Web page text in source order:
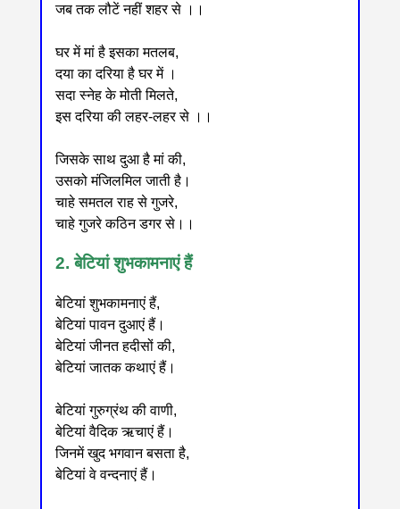
जब तक लौटें नहीं शहर से ।।
घर में मां है इसका मतलब,
दया का दरिया है घर में ।
सदा स्नेह के मोती मिलते,
इस दरिया की लहर-लहर से ।।
जिसके साथ दुआ है मां की,
उसको मंजिलमिल जाती है।
चाहे समतल राह से गुजरे,
चाहे गुजरे कठिन डगर से।।
2. बेटियां शुभकामनाएं हैं
बेटियां शुभकामनाएं हैं,
बेटियां पावन दुआएं हैं।
बेटियां जीनत हदीसों की,
बेटियां जातक कथाएं हैं।
बेटियां गुरुग्रंथ की वाणी,
बेटियां वैदिक ऋचाएं हैं।
जिनमें खुद भगवान बसता है,
बेटियां वे वन्दनाएं हैं।